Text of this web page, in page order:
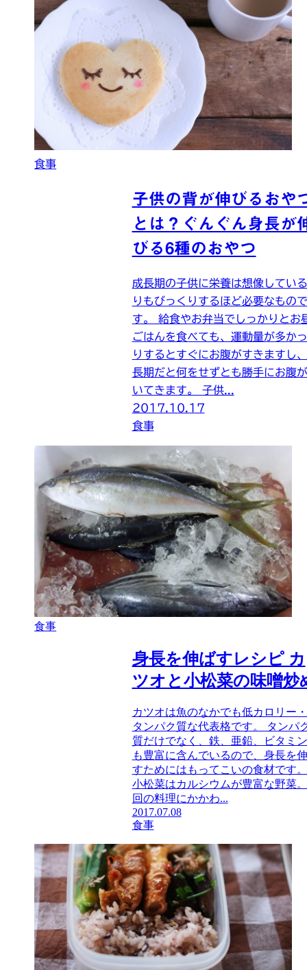
食事
子供の背が伸びるおや
とは？ぐんぐん身長が
びる6種のおやつ
成長期の子供に栄養は想像してい
りもびっくりするほど必要なもので
す。 給食やお弁当でしっかりとお
ごはんを食べても、運動量が多か
りするとすぐにお腹がすきますし
長期だと何をせずとも勝手にお腹
いてきます。 子供...
2017.10.17
食事
食事
身長を伸ばすレシピ カ
ツオと小松菜の味噌炒
カツオは魚のなかでも低カロリー
タンパク質な代表格です。 タンパ
質だけでなく、鉄、亜鉛、ビタミ
も豊富に含んでいるので、身長を
すためにはもってこいの食材です。
小松菜はカルシウムが豊富な野菜
回の料理にかかわ...
2017.07.08
食事